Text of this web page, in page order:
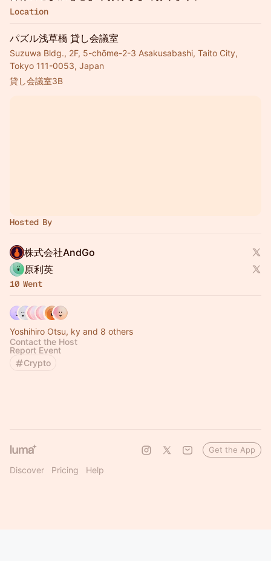
Location
パズル浅草橋 貸し会議室
Suzuwa Bldg., 2F, 5-chōme-2-3 Asakusabashi, Taito City,
Tokyo 111-0053, Japan
貸し会議室3B
Hosted By
株式会社AndGo
原利英
10 Went
Yoshihiro Otsu, ky and 8 others
Contact the Host
Report Event
Crypto
Discover Pricing Help
Get the App